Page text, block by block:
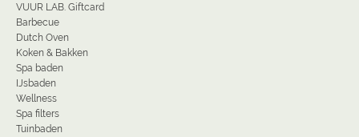
VUUR LAB. Giftcard
Barbecue
Dutch Oven
Koken & Bakken
Spa baden
IJsbaden
Wellness
Spa filters
Tuinbaden